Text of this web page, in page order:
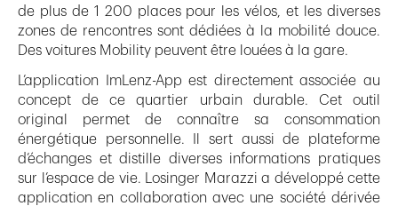
de plus de 1 200 places pour les vélos, et les diverses
zones de rencontres sont dédiées à la mobilité douce.
Des voitures Mobility peuvent être louées à la gare.
L’application ImLenz-App est directement associée au
concept de ce quartier urbain durable. Cet outil
original permet de connaître sa consommation
énergétique personnelle. Il sert aussi de plateforme
d’échanges et distille diverses informations pratiques
sur l’espace de vie. Losinger Marazzi a développé cette
application en collaboration avec une société dérivée